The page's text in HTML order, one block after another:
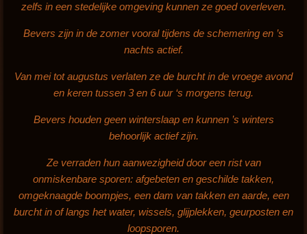
zelfs in een stedelijke omgeving kunnen ze goed overleven.
Bevers zijn in de zomer vooral tijdens de schemering en ’s
nachts actief.
Van mei tot augustus verlaten ze de burcht in de vroege avond
en keren tussen 3 en 6 uur ‘s morgens terug.
Bevers houden geen winterslaap en kunnen ’s winters
behoorlijk actief zijn.
Ze verraden hun aanwezigheid door een rist van
onmiskenbare sporen: afgebeten en geschilde takken,
omgeknaagde boompjes, een dam van takken en aarde, een
burcht in of langs het water, wissels, glijplekken, geurposten en
loopsporen.